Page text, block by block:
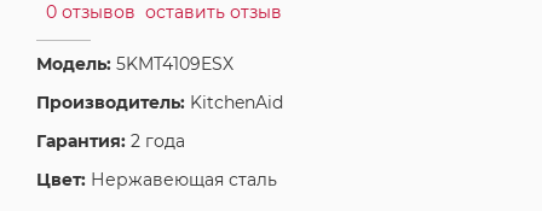
0 отзывов оставить отзыв
Модель: 5KMT4109ESX
Производитель: KitchenAid
Гарантия: 2 года
Цвет: Нержавеющая сталь